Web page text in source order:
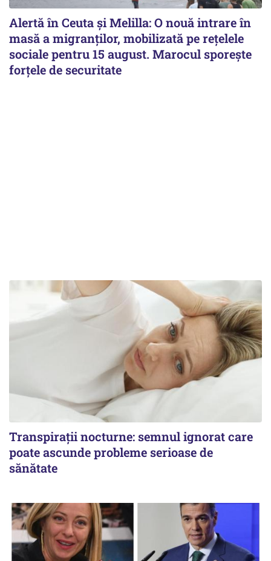
Alertă în Ceuta și Melilla: O nouă intrare în
masă a migranților, mobilizată pe rețelele
sociale pentru 15 august. Marocul sporește
forțele de securitate
Transpirații nocturne: semnul ignorat care
poate ascunde probleme serioase de
sănătate